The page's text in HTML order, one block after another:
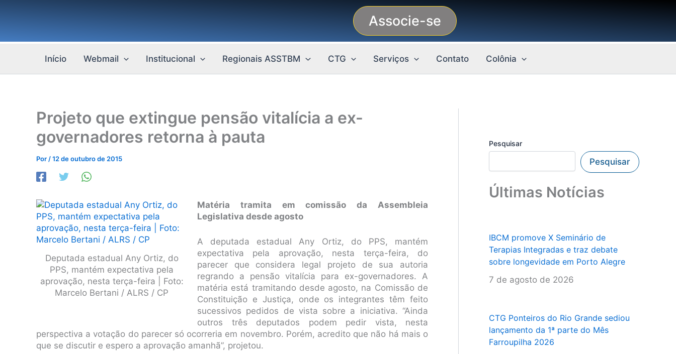
conteúdo
Associe-se
Início Webmail Institucional Regionais ASSTBM CTG Serviços Contato Colônia
Projeto que extingue pensão vitalícia a ex-
governadores retorna à pauta
Por /12 de outubro de 2015
Deputada estadual Any Ortiz, do
PPS, mantém expectativa pela
aprovação, nesta terça-feira | Foto:
Marcelo Bertani / ALRS / CP
Matéria tramita em comissão da Assembleia
Legislativa desde agosto
A deputada estadual Any Ortiz, do PPS, mantém
expectativa pela aprovação, nesta terça-feira, do
parecer que considera legal projeto de sua autoria
regrando a pensão vitalícia para ex-governadores. A
matéria está tramitando desde agosto, na Comissão de
Constituição e Justiça, onde os integrantes têm feito
sucessivos pedidos de vista sobre a iniciativa. “Ainda
outros três deputados podem pedir vista, nesta
perspectiva a votação do parecer só ocorreria em novembro. Porém, acredito que não há mais o
que se discutir e espero a aprovação amanhã”, projetou.
Pesquisar
Pesquisar
Últimas Notícias
IBCM promove X Seminário de
Terapias Integradas e traz debate
sobre longevidade em Porto Alegre
7 de agosto de 2026
CTG Ponteiros do Rio Grande sediou
lançamento da 1ª parte do Mês
Farroupilha 2026